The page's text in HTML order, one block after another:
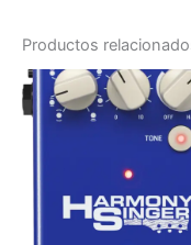
Productos